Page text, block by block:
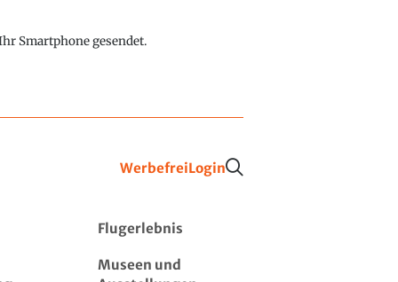
Smartphone gesendet.
WerbefreiLogin
Flugerlebnis
Museen und